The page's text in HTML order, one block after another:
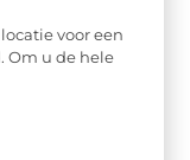
voor een
Om u de hele